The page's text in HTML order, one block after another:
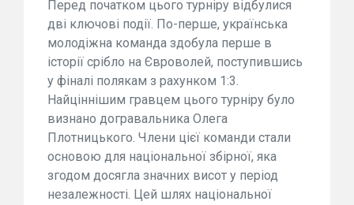
Перед початком цього турніру відбулися
дві ключові події. По-перше, українська
молодіжна команда здобула перше в
історії срібло на Євроволей, поступившись
у фіналі полякам з рахунком 1:3.
Найціннішим гравцем цього турніру було
визнано догравальника Олега
Плотницького. Члени цієї команди стали
основою для національної збірної, яка
згодом досягла значних висот у період
незалежності. Цей шлях національної